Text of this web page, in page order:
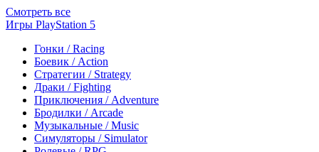
Смотреть все
Игры PlayStation 5
Гонки / Racing
Боевик / Action
Стратегии / Strategy
Драки / Fighting
Приключения / Adventure
Бродилки / Arcade
Музыкальные / Music
Симуляторы / Simulator